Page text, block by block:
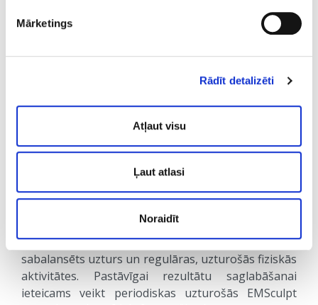
Mārketings
Rādīt detalizēti
Atļaut visu
Ļaut atlasi
Noraidīt
Vienas procedūras ilgums ir 30 minūtes. Maksimālu
starp procedūrām - 2 līdz 3 dienas).
Kad būs redzams pilnvērtīgs procedūru efekts?
Jau pēc pirmās procedūras ir redzams noturīgs
tonizētu muskuļu efekts (ievilkts vēders, stingra
nedēļu laikā pēc pēdējās procedūras.
CIK ILGI SAGLABĀJAS IEGŪTAIS REZULTĀTS?
EMSCulpt radītais efekts saglabājas no 6 līdz 9
mēnešiem. Efekta ilgākai saglabāšanai ieteicams
sabalansēts uzturs un regulāras, uzturošās fiziskās
aktivitātes. Pastāvīgai rezultātu saglabāšanai
ieteicams veikt periodiskas uzturošās EMSculpt